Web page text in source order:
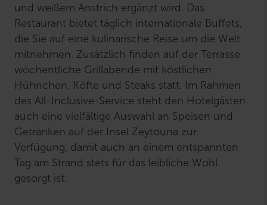
und weißem Anstrich ergänzt wird. Das
Restaurant bietet täglich internationale Buffets,
die Sie auf eine kulinarische Reise um die Welt
mitnehmen. Zusätzlich finden auf der Terrasse
wöchentliche Grillabende mit köstlichen
Hühnchen, Köfte und Steaks statt. Im Rahmen
des All-Inclusive-Service steht den Hotelgästen
auch eine vielfältige Auswahl an Speisen und
Getränken auf der Insel Zeytouna zur
Verfügung, damit auch an einem entspannten
Tag am Strand stets für das leibliche Wohl
gesorgt ist.